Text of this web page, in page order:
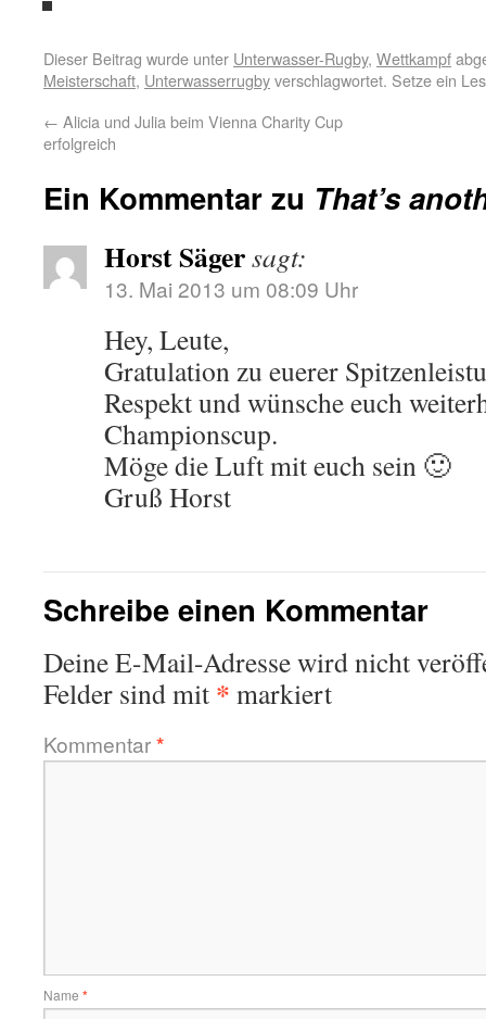
Dieser Beitrag wurde unter Unterwasser-Rugby, Wettkampf
Meisterschaft, Unterwasserrugbyverschlagwortet. Setze ein
← Alicia und Julia beim Vienna Charity Cup
erfolgreich
Ein Kommentar zu That’s
Horst Sägersagt:
13. Mai 2013 um 08:09 Uhr
Hey, Leute,
Gratulation zu euerer
Respekt und wünsche euch
Championscup.
Möge die Luft mit euch sein 🙂
Gruß Horst
Schreibe einen Kommentar
Deine E-Mail-Adresse wird nicht
Felder sind mit * markiert
Kommentar*
Name *